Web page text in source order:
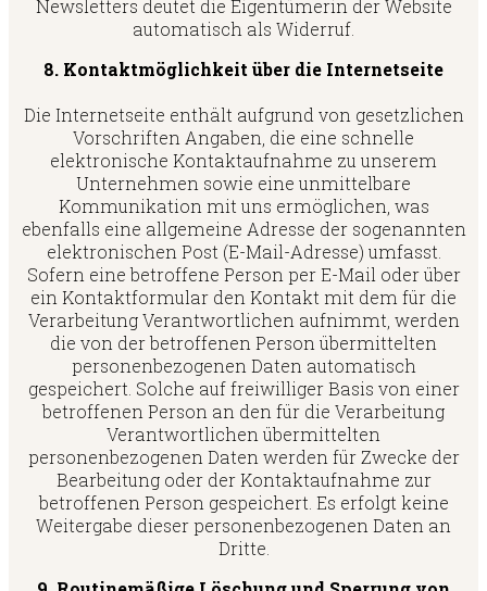
Newsletters deutet die Eigentümerin der Website
automatisch als Widerruf.
8. Kontaktmöglichkeit über die Internetseite
Die Internetseite enthält aufgrund von gesetzlichen
Vorschriften Angaben, die eine schnelle
elektronische Kontaktaufnahme zu unserem
Unternehmen sowie eine unmittelbare
Kommunikation mit uns ermöglichen, was
ebenfalls eine allgemeine Adresse der sogenannten
elektronischen Post (E-Mail-Adresse) umfasst.
Sofern eine betroffene Person per E-Mail oder über
ein Kontaktformular den Kontakt mit dem für die
Verarbeitung Verantwortlichen aufnimmt, werden
die von der betroffenen Person übermittelten
personenbezogenen Daten automatisch
gespeichert. Solche auf freiwilliger Basis von einer
betroffenen Person an den für die Verarbeitung
Verantwortlichen übermittelten
personenbezogenen Daten werden für Zwecke der
Bearbeitung oder der Kontaktaufnahme zur
betroffenen Person gespeichert. Es erfolgt keine
Weitergabe dieser personenbezogenen Daten an
Dritte.